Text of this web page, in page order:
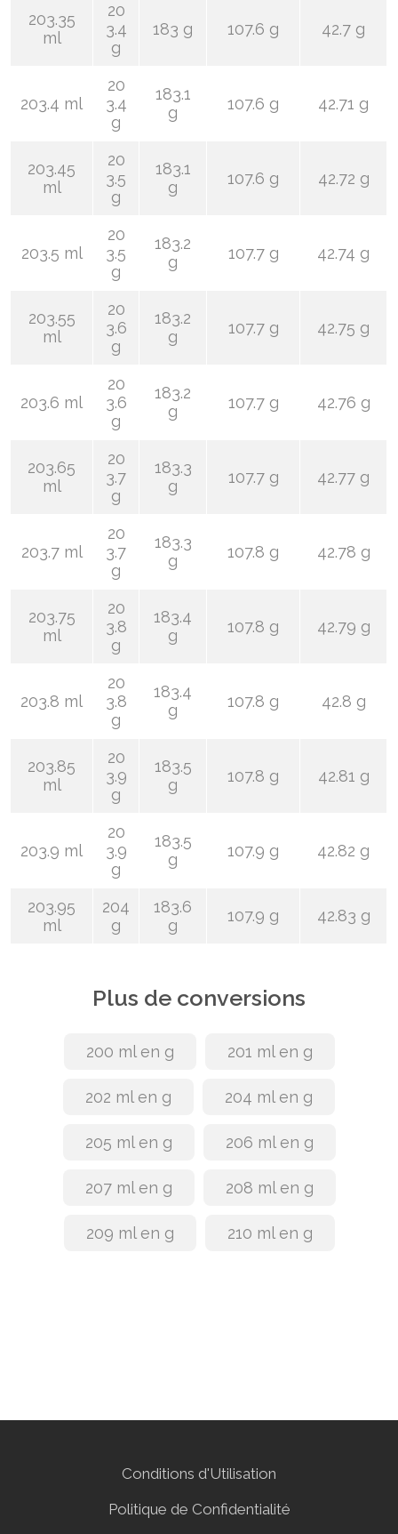
203.35
ml
20
3.4
g
183 g 107.6 g 42.7 g
203.4 ml
20
3.4
g
183.1
g
107.6 g 42.71 g
203.45
ml
20
3.5
g
183.1
g
107.6 g 42.72 g
203.5 ml
20
3.5
g
183.2
g
107.7 g 42.74 g
203.55
ml
20
3.6
g
183.2
g
107.7 g 42.75 g
203.6 ml
20
3.6
g
183.2
g
107.7 g 42.76 g
203.65
ml
20
3.7
g
183.3
g
107.7 g 42.77 g
203.7 ml
20
3.7
g
183.3
g
107.8 g 42.78 g
203.75
ml
20
3.8
g
183.4
g
107.8 g 42.79 g
203.8 ml
20
3.8
g
183.4
g
107.8 g 42.8 g
203.85
ml
20
3.9
g
183.5
g
107.8 g 42.81 g
203.9 ml
20
3.9
g
183.5
g
107.9 g 42.82 g
203.95
ml
204
g
183.6
g
107.9 g 42.83 g
Plus de conversions
200 ml en g 201 ml en g
202 ml en g 204 ml en g
205 ml en g 206 ml en g
207 ml en g 208 ml en g
209 ml en g 210 ml en g
Conditions d'Utilisation
Politique de Confidentialité